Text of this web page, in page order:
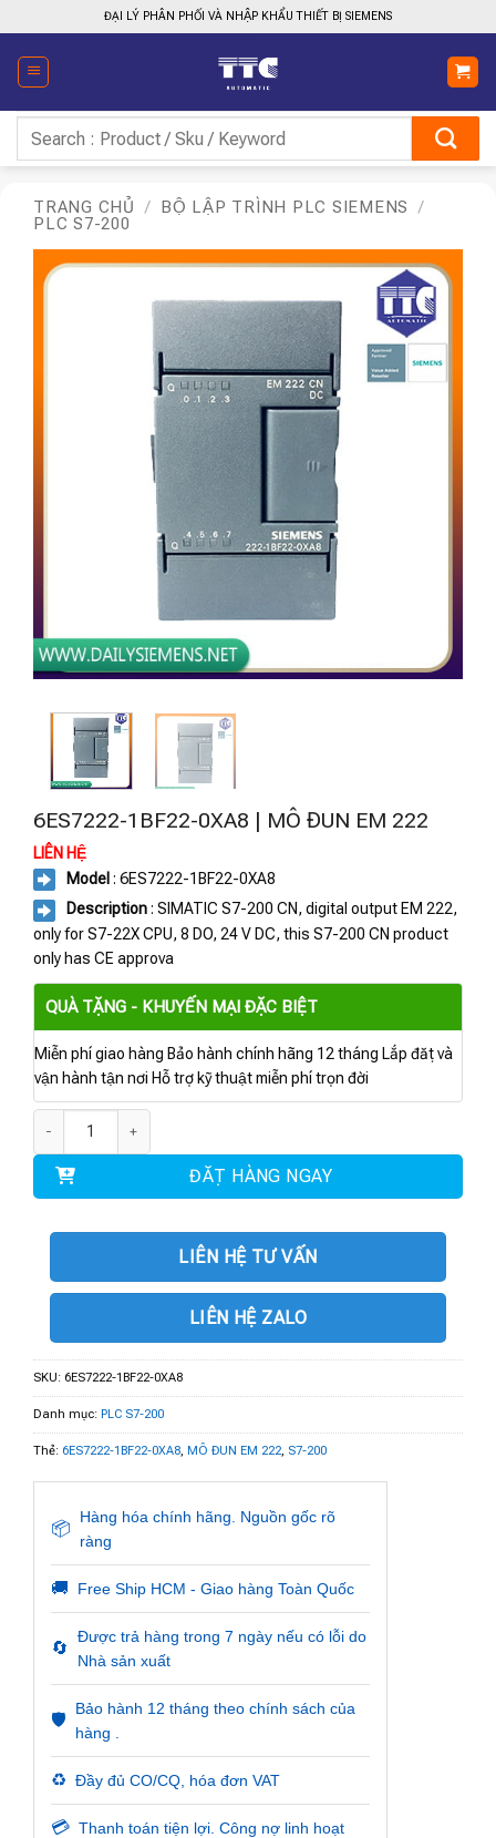
qua
nội
dung
ĐẠI LÝ PHÂN PHỐI VÀ NHẬP KHẨU THIẾT BỊ SIEMENS
kiếm:
TRANG CHỦ / BỘ LẬP TRÌNH PLC SIEMENS
/
PLC S7-200
6ES7222-1BF22-0XA8 | MÔ ĐUN EM 222
LIÊN HỆ
Model : 6ES7222-1BF22-0XA8
Description: SIMATIC S7-200 CN, digital output EM 222,
only for S7-22X CPU, 8 DO, 24 V DC, this S7-200 CN product
only has CE approva
QUÀ TẶNG - KHUYẾN MẠI ĐẶC BIỆT
Miễn phí giao hàng Bảo hành chính hãng 12 tháng Lắp đặt và
vận hành tận nơi Hỗ trợ kỹ thuật miễn phí trọn đời
ĐẶT HÀNG NGAY
LIÊN HỆ TƯ VẤN
LIÊN HỆ ZALO
SKU: 6ES7222-1BF22-0XA8
Danh mục: PLC S7-200
Thẻ: 6ES7222-1BF22-0XA8, MÔ ĐUN EM 222, S7-200
📦
Hàng hóa chính hãng. Nguồn gốc rõ
ràng
🚚 Free Ship HCM - Giao hàng Toàn Quốc
🔄
Được trả hàng trong 7 ngày nếu có lỗi do
Nhà sản xuất
🛡️
Bảo hành 12 tháng theo chính sách của
hàng .
♻️ Đầy đủ CO/CQ, hóa đơn VAT
💳 Thanh toán tiện lợi. Công nợ linh hoạt